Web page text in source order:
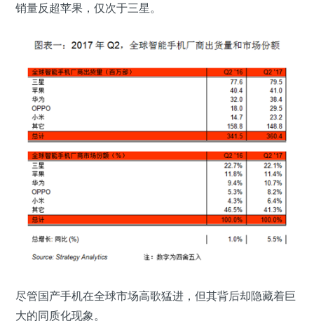
销量反超苹果，仅次于三星。
尽管国产手机在全球市场高歌猛进，但其背后却隐藏着巨
大的同质化现象。